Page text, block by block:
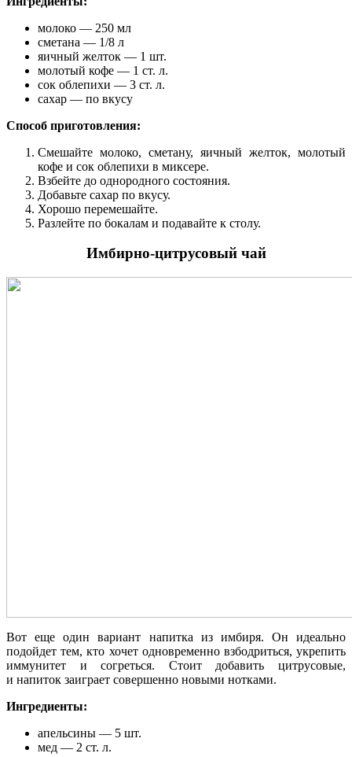
молоко — 250 мл
сметана — 1/8 л
яичный желток — 1 шт.
молотый кофе — 1 ст. л.
сок облепихи — 3 ст. л.
сахар — по вкусу
Способ приготовления:
Смешайте молоко, сметану, яичный желток, молотый
кофе и сок облепихи в миксере.
Взбейте до однородного состояния.
Добавьте сахар по вкусу.
Хорошо перемешайте.
Разлейте по бокалам и подавайте к столу.
Имбирно-цитрусовый чай
Вот еще один вариант напитка из имбиря. Он идеально
подойдет тем, кто хочет одновременно взбодриться, укрепить
иммунитет и согреться. Стоит добавить цитрусовые,
и напиток заиграет совершенно новыми нотками.
Ингредиенты:
апельсины — 5 шт.
мед — 2 ст. л.